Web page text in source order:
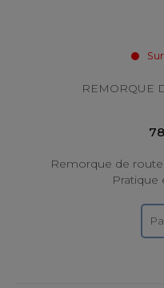
REMORQUE
Remorque de
Pratique